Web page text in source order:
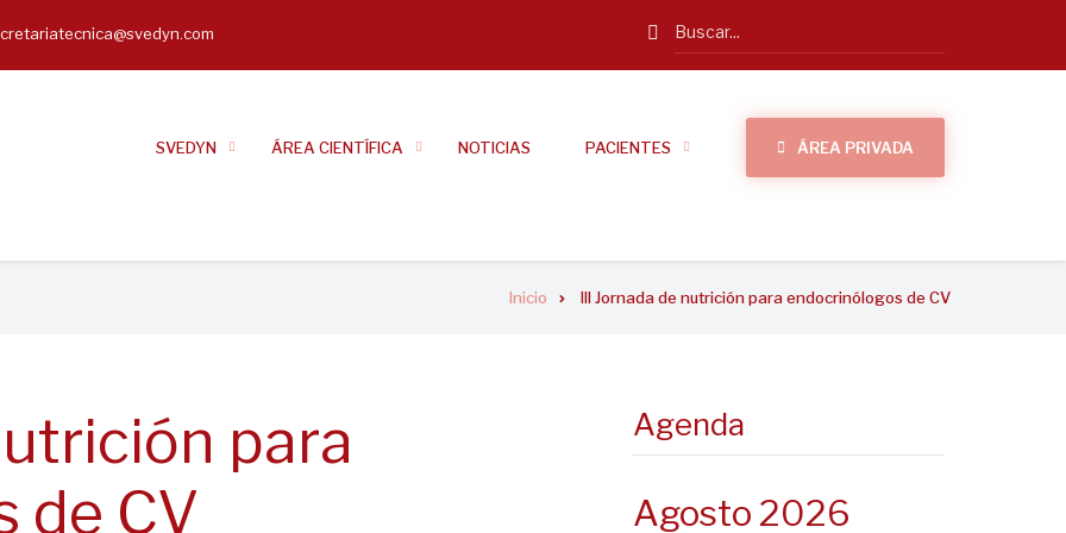
Search
SVEDYN ÁREA CIENTÍFICA NOTICIAS PACIENTES ÁREA PRIVADA
Inicio III Jornada de nutrición para endocrinólogos de CV
para
de CV
Agenda
Agosto 2026